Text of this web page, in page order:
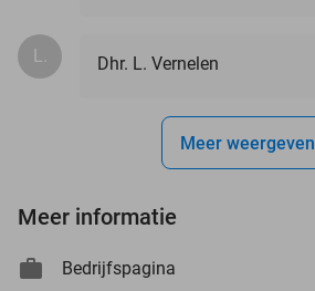
L. Dhr. L. Vernelen
Meer weergeven
Meer informatie
Bedrijfspagina